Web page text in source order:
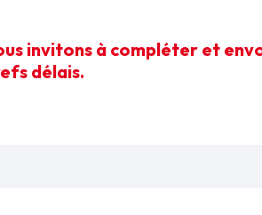
invitons à compléter et
délais.